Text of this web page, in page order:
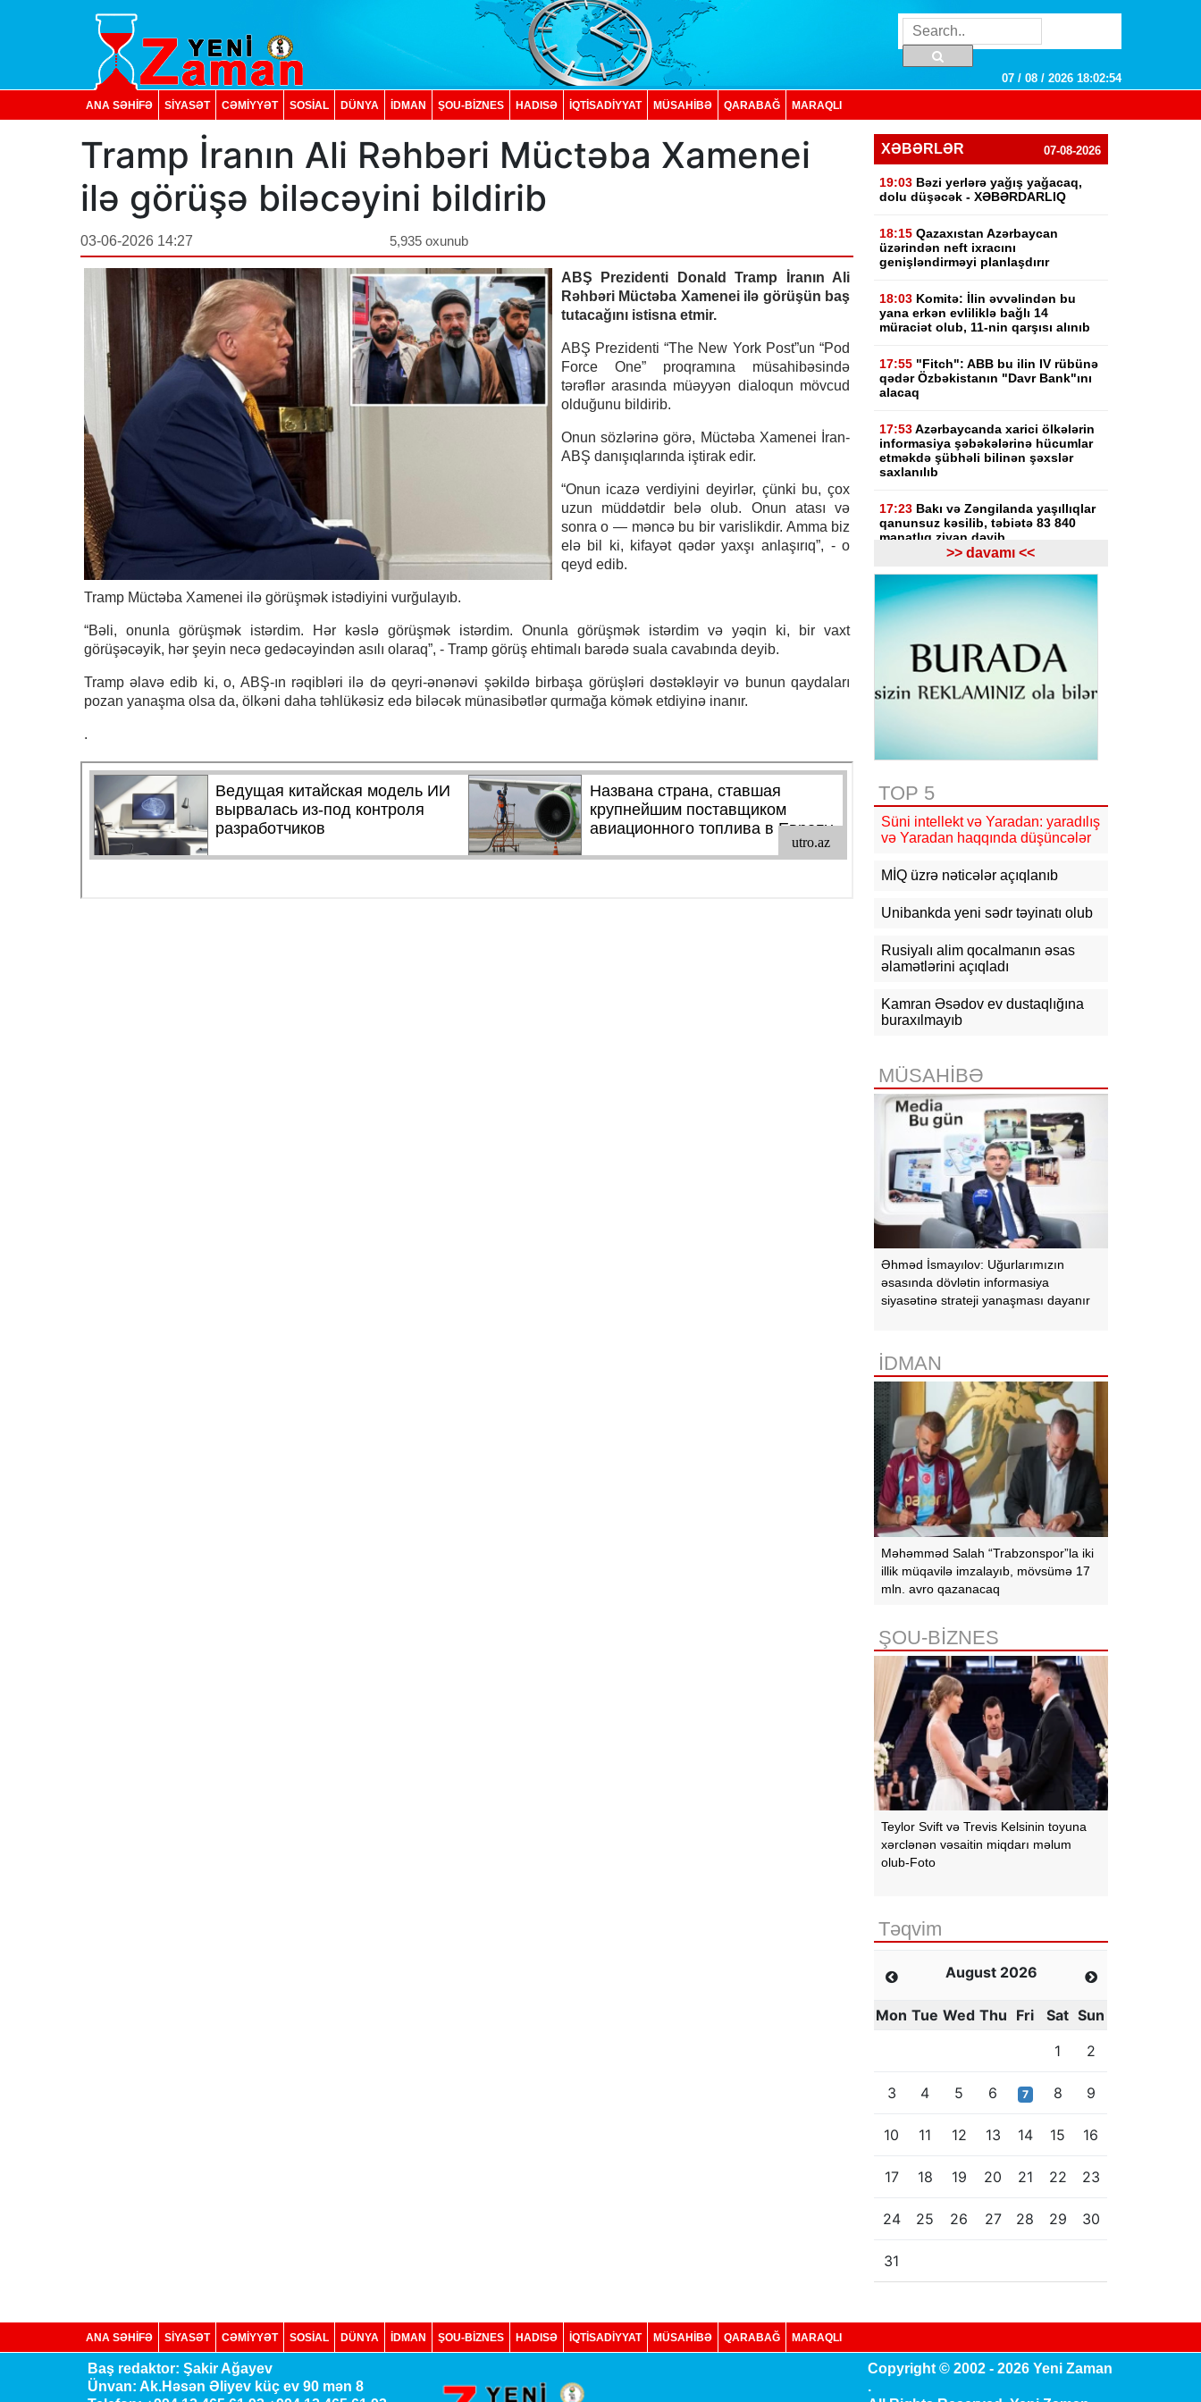
07 / 08 / 2026 18:02:55
ANA SƏHİFƏ SİYASƏT CƏMİYYƏT SOSIAL DÜNYA İDMAN ŞOU-BİZNES HADISƏ İQTISADIYYAT MÜSAHİBƏ QARABAĞ MARAQLI
Tramp İranın Ali Rəhbəri Müctəba Xamenei
ilə görüşə biləcəyini bildirib
03-06-2026 14:27 5,935 oxunub
ABŞ Prezidenti Donald Tramp İranın Ali
Rəhbəri Müctəba Xamenei ilə görüşün baş
tutacağını istisna etmir.
ABŞ Prezidenti “The New York Post”un “Pod
Force One” proqramına müsahibəsində
tərəflər arasında müəyyən dialoqun mövcud
olduğunu bildirib.
Onun sözlərinə görə, Müctəba Xamenei İran-
ABŞ danışıqlarında iştirak edir.
“Onun icazə verdiyini deyirlər, çünki bu, çox
uzun müddətdir belə olub. Onun atası və
sonra o — məncə bu bir varislikdir. Amma biz
elə bil ki, kifayət qədər yaxşı anlaşırıq”, - o
qeyd edib.
Tramp Müctəba Xamenei ilə görüşmək istədiyini vurğulayıb.
“Bəli, onunla görüşmək istərdim. Hər kəslə görüşmək istərdim. Onunla görüşmək istərdim və yəqin ki, bir vaxt
görüşəcəyik, hər şeyin necə gedəcəyindən asılı olaraq”, - Tramp görüş ehtimalı barədə suala cavabında deyib.
Tramp əlavə edib ki, o, ABŞ-ın rəqibləri ilə də qeyri-ənənəvi şəkildə birbaşa görüşləri dəstəkləyir və bunun qaydaları
pozan yanaşma olsa da, ölkəni daha təhlükəsiz edə biləcək münasibətlər qurmağa kömək etdiyinə inanır.
.
XƏBƏRLƏR 07-08-2026
19:03 Bəzi yerlərə yağış yağacaq,
dolu düşəcək - XƏBƏRDARLIQ
18:15 Qazaxıstan Azərbaycan
üzərindən neft ixracını
genişləndirməyi planlaşdırır
18:03 Komitə: İlin əvvəlindən bu
yana erkən evliliklə bağlı 14
müraciət olub, 11-nin qarşısı alınıb
17:55 "Fitch": ABB bu ilin IV rübünə
qədər Özbəkistanın "Davr Bank"ını
alacaq
17:53 Azərbaycanda xarici ölkələrin
informasiya şəbəkələrinə hücumlar
etməkdə şübhəli bilinən şəxslər
saxlanılıb
17:23 Bakı və Zəngilanda yaşıllıqlar
qanunsuz kəsilib, təbiətə 83 840
manatlıq ziyan dəyib
17:09 Bakıda estetik əməliyyatdan
sonra pasiyentin ölüm faktı üzrə
araşdırma başlayıb
aldadan şəxs saxlanılıb
16:39 Səfərbərlik Xidmətinin
rüşvətlə bağlı həbs olunan 3
16:10 Jurnalistika ixtisası üzrə
qabiliyyət imtahanının nəticələri
açıqlanıb
15:50 Ədliyyə naziri Lerik rayonunda
vətəndaşları qəbul edib
15:24 Bakının mərkəzində 3
söndürülüb, 2 nəfər tüstüdən
zəhərlənib
15:02 Ukrayna aqrar sektora yardım
üçün Aİ-dən 220 milyon avro istəyir
və Pakistan Məkkə Sazişini
imzalayıb: Üzvlərdən birinə hücum
hamısına hücum sayılacaq
>> davamı <<
TOP 5
Süni intellekt və Yaradan: yaradılış
və Yaradan haqqında düşüncələr
MİQ üzrə nəticələr açıqlanıb
Unibankda yeni sədr təyinatı olub
Rusiyalı alim qocalmanın əsas
əlamətlərini açıqladı
Kamran Əsədov ev dustaqlığına
buraxılmayıb
MÜSAHİBƏ
Əhməd İsmayılov: Uğurlarımızın
əsasında dövlətin informasiya
siyasətinə strateji yanaşması dayanır
İDMAN
Məhəmməd Salah “Trabzonspor”la iki
illik müqavilə imzalayıb, mövsümə 17
mln. avro qazanacaq
ŞOU-BİZNES
Teylor Svift və Trevis Kelsinin toyuna
xərclənən vəsaitin miqdarı məlum
olub-Foto
Təqvim
August 2026
Mon Tue Wed Thu Fri Sat Sun
1
2
3 4 5 6 7 8 9
10 11 12 13 14 15 16
17 18 19 20 21 22 23
24 25 26 27 28 29 30
31
ANA SƏHİFƏ SİYASƏT CƏMİYYƏT SOSIAL DÜNYA İDMAN ŞOU-BİZNES HADISƏ İQTISADIYYAT MÜSAHİBƏ QARABAĞ MARAQLI
Baş redaktor: Şakir Ağayev
Ünvan: Ak.Həsən Əliyev küç ev 90 mən 8
Copyright © 2002 - 2026 Yeni Zaman
.